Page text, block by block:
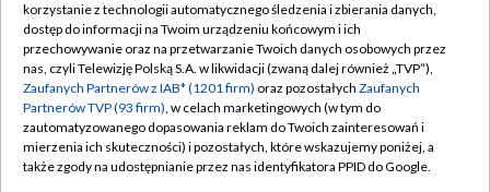
TVP
Abonament TVP
Emisja w TVP
Centrum informacji TVP
Naziemna Telewizja Cyfrowa
Regulamin TVP
Polityka prywatności
Moje zgody
Pomoc
korzystanie z technologii automatycznego śledzenia i zbierania danych,
dostęp do informacji na Twoim urządzeniu końcowym i ich
przechowywanie oraz na przetwarzanie Twoich danych osobowych przez
nas, czyli Telewizję Polską S.A. w likwidacji (zwaną dalej również „TVP”),
Zaufanych Partnerów z IAB* (1201 firm) oraz pozostałych Zaufanych
Partnerów TVP (93 firm), w celach marketingowych (w tym do
zautomatyzowanego dopasowania reklam do Twoich zainteresowań i
mierzenia ich skuteczności) i pozostałych, które wskazujemy poniżej, a
także zgody na udostępnianie przez nas identyfikatora PPID do Google.